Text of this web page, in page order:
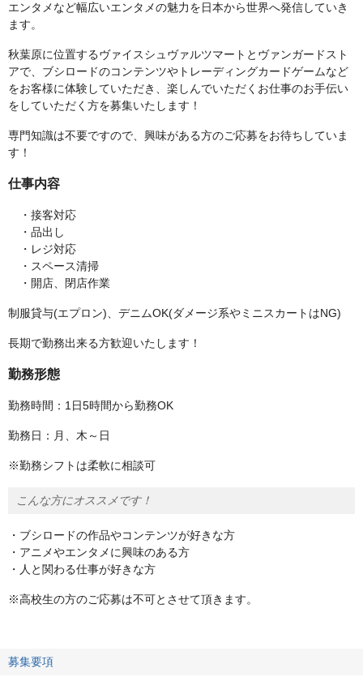
エンタメなど幅広いエンタメの魅力を日本から世界へ発信していき
ます。
秋葉原に位置するヴァイスシュヴァルツマートとヴァンガードスト
アで、ブシロードのコンテンツやトレーディングカードゲームなど
をお客様に体験していただき、楽しんでいただくお仕事のお手伝い
をしていただく方を募集いたします！
専門知識は不要ですので、興味がある方のご応募をお待ちしていま
す！
仕事内容
・接客対応
・品出し
・レジ対応
・スペース清掃
・開店、閉店作業
制服貸与(エプロン)、デニムOK(ダメージ系やミニスカートはNG)
長期で勤務出来る方歓迎いたします！
勤務形態
勤務時間：1日5時間から勤務OK
勤務日：月、木～日
※勤務シフトは柔軟に相談可
こんな方にオススメです！
・ブシロードの作品やコンテンツが好きな方
・アニメやエンタメに興味のある方
・人と関わる仕事が好きな方
※高校生の方のご応募は不可とさせて頂きます。
募集要項